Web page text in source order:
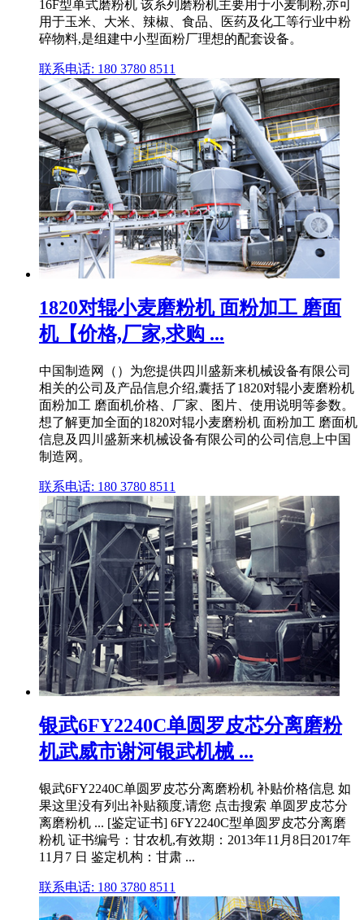
16F型单式磨粉机 该系列磨粉机主要用于小麦制粉,亦可
用于玉米、大米、辣椒、食品、医药及化工等行业中粉
碎物料,是组建中小型面粉厂理想的配套设备。
联系电话: 180 3780 8511
1820对辊小麦磨粉机 面粉加工 磨面
机【价格,厂家,求购 ...
中国制造网（）为您提供四川盛新来机械设备有限公司
相关的公司及产品信息介绍,囊括了1820对辊小麦磨粉机
面粉加工 磨面机价格、厂家、图片、使用说明等参数。
想了解更加全面的1820对辊小麦磨粉机 面粉加工 磨面机
信息及四川盛新来机械设备有限公司的公司信息上中国
制造网。
联系电话: 180 3780 8511
银武6FY2240C单圆罗皮芯分离磨粉
机武威市谢河银武机械 ...
银武6FY2240C单圆罗皮芯分离磨粉机 补贴价格信息 如
果这里没有列出补贴额度,请您 点击搜索 单圆罗皮芯分
离磨粉机 ... [鉴定证书] 6FY2240C型单圆罗皮芯分离磨
粉机 证书编号：甘农机,有效期：2013年11月8日2017年
11月7 日 鉴定机构：甘肃 ...
联系电话: 180 3780 8511